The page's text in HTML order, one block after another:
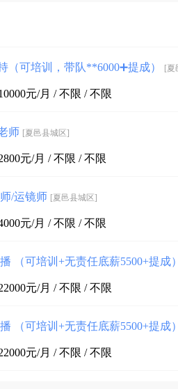
（可培训，带队**6000➕提成） [夏
元/月 / 不限 / 不限
师 [夏邑县城区]
元/月 / 不限 / 不限
/运镜师 [夏邑县城区]
元/月 / 不限 / 不限
（可培训+无责任底薪5500+提成
元/月 / 不限 / 不限
（可培训+无责任底薪5500+提成
元/月 / 不限 / 不限